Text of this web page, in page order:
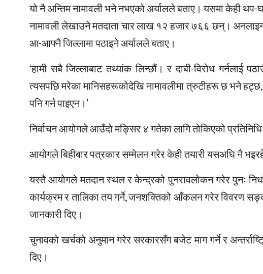
यो नै अन्तिम नामावली भने नभएको अर्यालले बताए। यसमा केही
नामावली लेखाउने मतदाता चार लाख १२ हजार ७६६ छन्।
आ-आफ्नै जिल्लामा पठाइने अर्यालले बताए।
‘हामी सबै जिल्लाबाट तथ्यांक लिन्छौं। र दाबी-विरोध गर्नलाई
त्यसपछि मरेका मानिसहरूकोदेखि नामावलीमा त्रुटीहरू छ भने
पनि गर्न पाइएन।’
निर्वाचन आयोगले आउँदो मङ्सिर ४ गतेका लागि तोकिएको
आयोगले बिहीबार पत्रकार सम्मेलन गरेर केही तयारी यसअघि नै
यस्तै आयोगले मतदान स्थल र केन्द्रको पुनरावलोकन गरेर पुनः
कार्यक्रम र तालिका तय गर्ने, जनशक्तिको आँकलन गरेर विवरण
जानकारी दिए।
चुनावको खर्चको अनुमान गरेर सरकारसँग बजेट माग गर्ने र
दिए।